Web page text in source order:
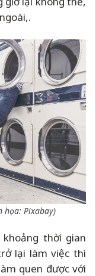
họa: Pixabay)
thời gian
lại làm việc thì
quen được với